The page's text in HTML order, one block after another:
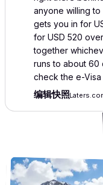
anyone willing
gets you in for
for USD 520
together
runs to about 60
check the e-
编辑快照